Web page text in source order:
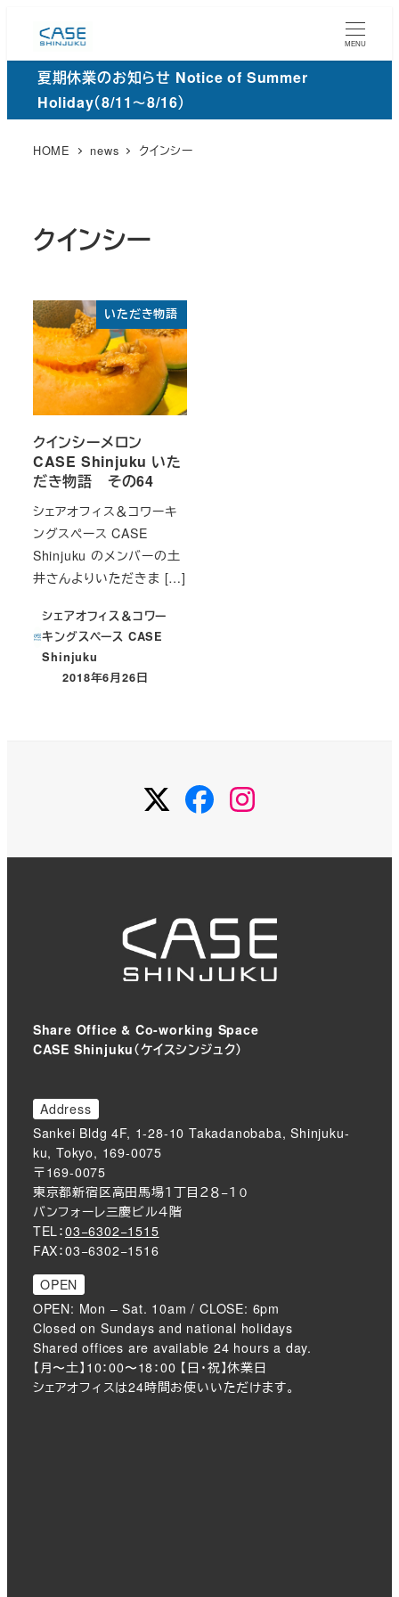
ン
MENU
夏期休業のお知らせ Notice of Summer
Holiday（8/11～8/16）
HOME news クインシー
クインシー
いただき物語
クインシーメロン
CASE Shinjuku いた
だき物語 その64
シェアオフィス＆コワーキ
ングスペース CASE
Shinjuku のメンバーの土
井さんよりいただきま […]
シェアオフィス＆コワー
キングスペース CASE
Shinjuku
投稿日
2018年6月26日
TwitterFacebook
Share Office & Co-working Space
CASE Shinjuku（ケイスシンジュク）
Address
Sankei Bldg 4F, 1-28-10 Takadanobaba, Shinjuku-
ku, Tokyo, 169-0075
〒169-0075
東京都新宿区高田馬場１丁目２８−１０
バンフォーレ三慶ビル４階
TEL：03−6302−1515
FAX：03−6302−1516
OPEN
OPEN: Mon – Sat. 10am / CLOSE: 6pm
Closed on Sundays and national holidays
Shared offices are available 24 hours a day.
【月〜土】10：00〜18：00 【日・祝】休業日
シェアオフィスは24時間お使いいただけます。